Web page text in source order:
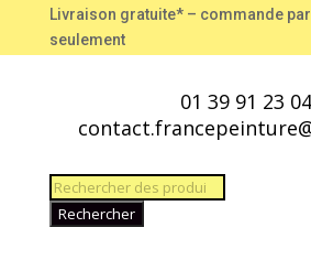
Livraison gratuite* – commande
seulement
01 39 91 23 04
Recherche
de
Rechercher